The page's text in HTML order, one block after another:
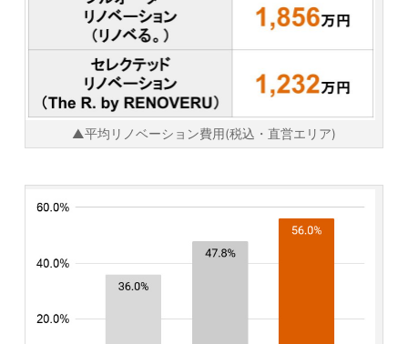
▲平均リノベーション費用(税込・直営エリア)